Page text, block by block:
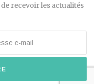
recevoir les actualités